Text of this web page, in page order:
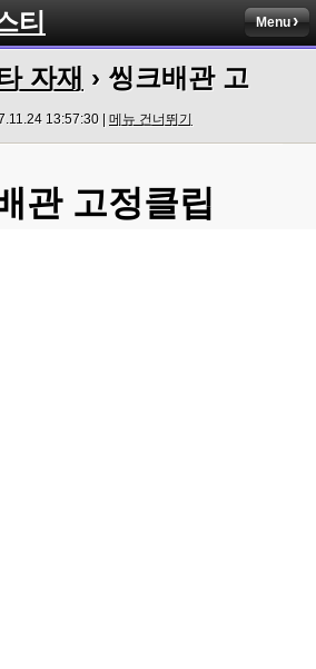
티 Menu
자재 › 씽크배관 고
13:57:30 | 메뉴 건너뛰기
관 고정클립